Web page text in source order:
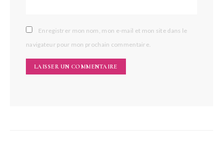
Enregistrer mon nom, mon e-mail et mon site dans le
navigateur pour mon prochain commentaire.